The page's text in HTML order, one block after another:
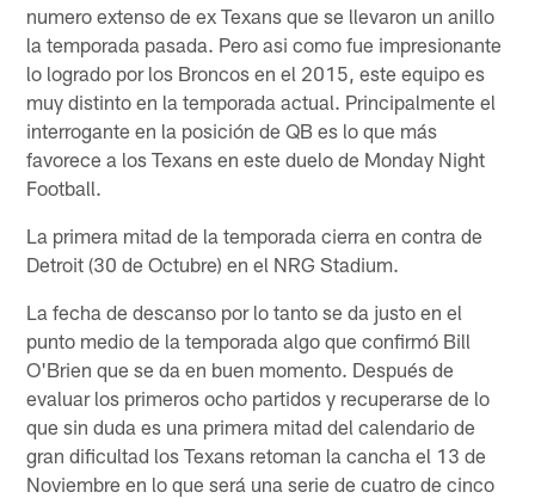
numero extenso de ex Texans que se llevaron un anillo
la temporada pasada. Pero asi como fue impresionante
lo logrado por los Broncos en el 2015, este equipo es
muy distinto en la temporada actual. Principalmente el
interrogante en la posición de QB es lo que más
favorece a los Texans en este duelo de Monday Night
Football.
La primera mitad de la temporada cierra en contra de
Detroit (30 de Octubre) en el NRG Stadium.
La fecha de descanso por lo tanto se da justo en el
punto medio de la temporada algo que confirmó Bill
O'Brien que se da en buen momento. Después de
evaluar los primeros ocho partidos y recuperarse de lo
que sin duda es una primera mitad del calendario de
gran dificultad los Texans retoman la cancha el 13 de
Noviembre en lo que será una serie de cuatro de cinco